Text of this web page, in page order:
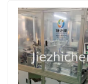
Prodotti
Video
imballaggio ad
velocità